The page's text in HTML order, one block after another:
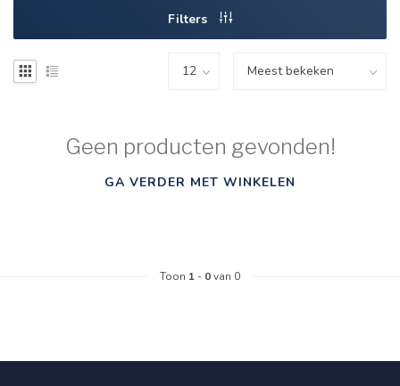
Filters
Geen producten gevonden!
GA VERDER MET WINKELEN
Toon 1 - 0van 0